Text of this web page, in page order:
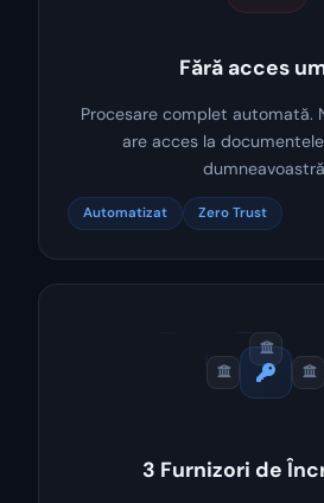
Fără acces
Procesare complet automată.
are acces la
Automatizat Zero Trust
3 Furnizori de